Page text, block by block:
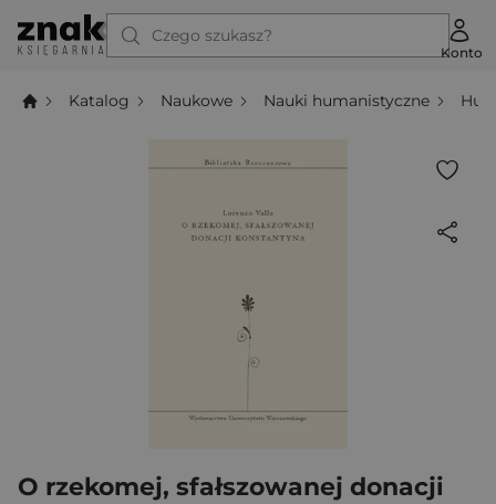
Czego szukasz?
Konto
Katalog Naukowe Nauki humanistyczne
O rzekomej, sfałszowanej donacji